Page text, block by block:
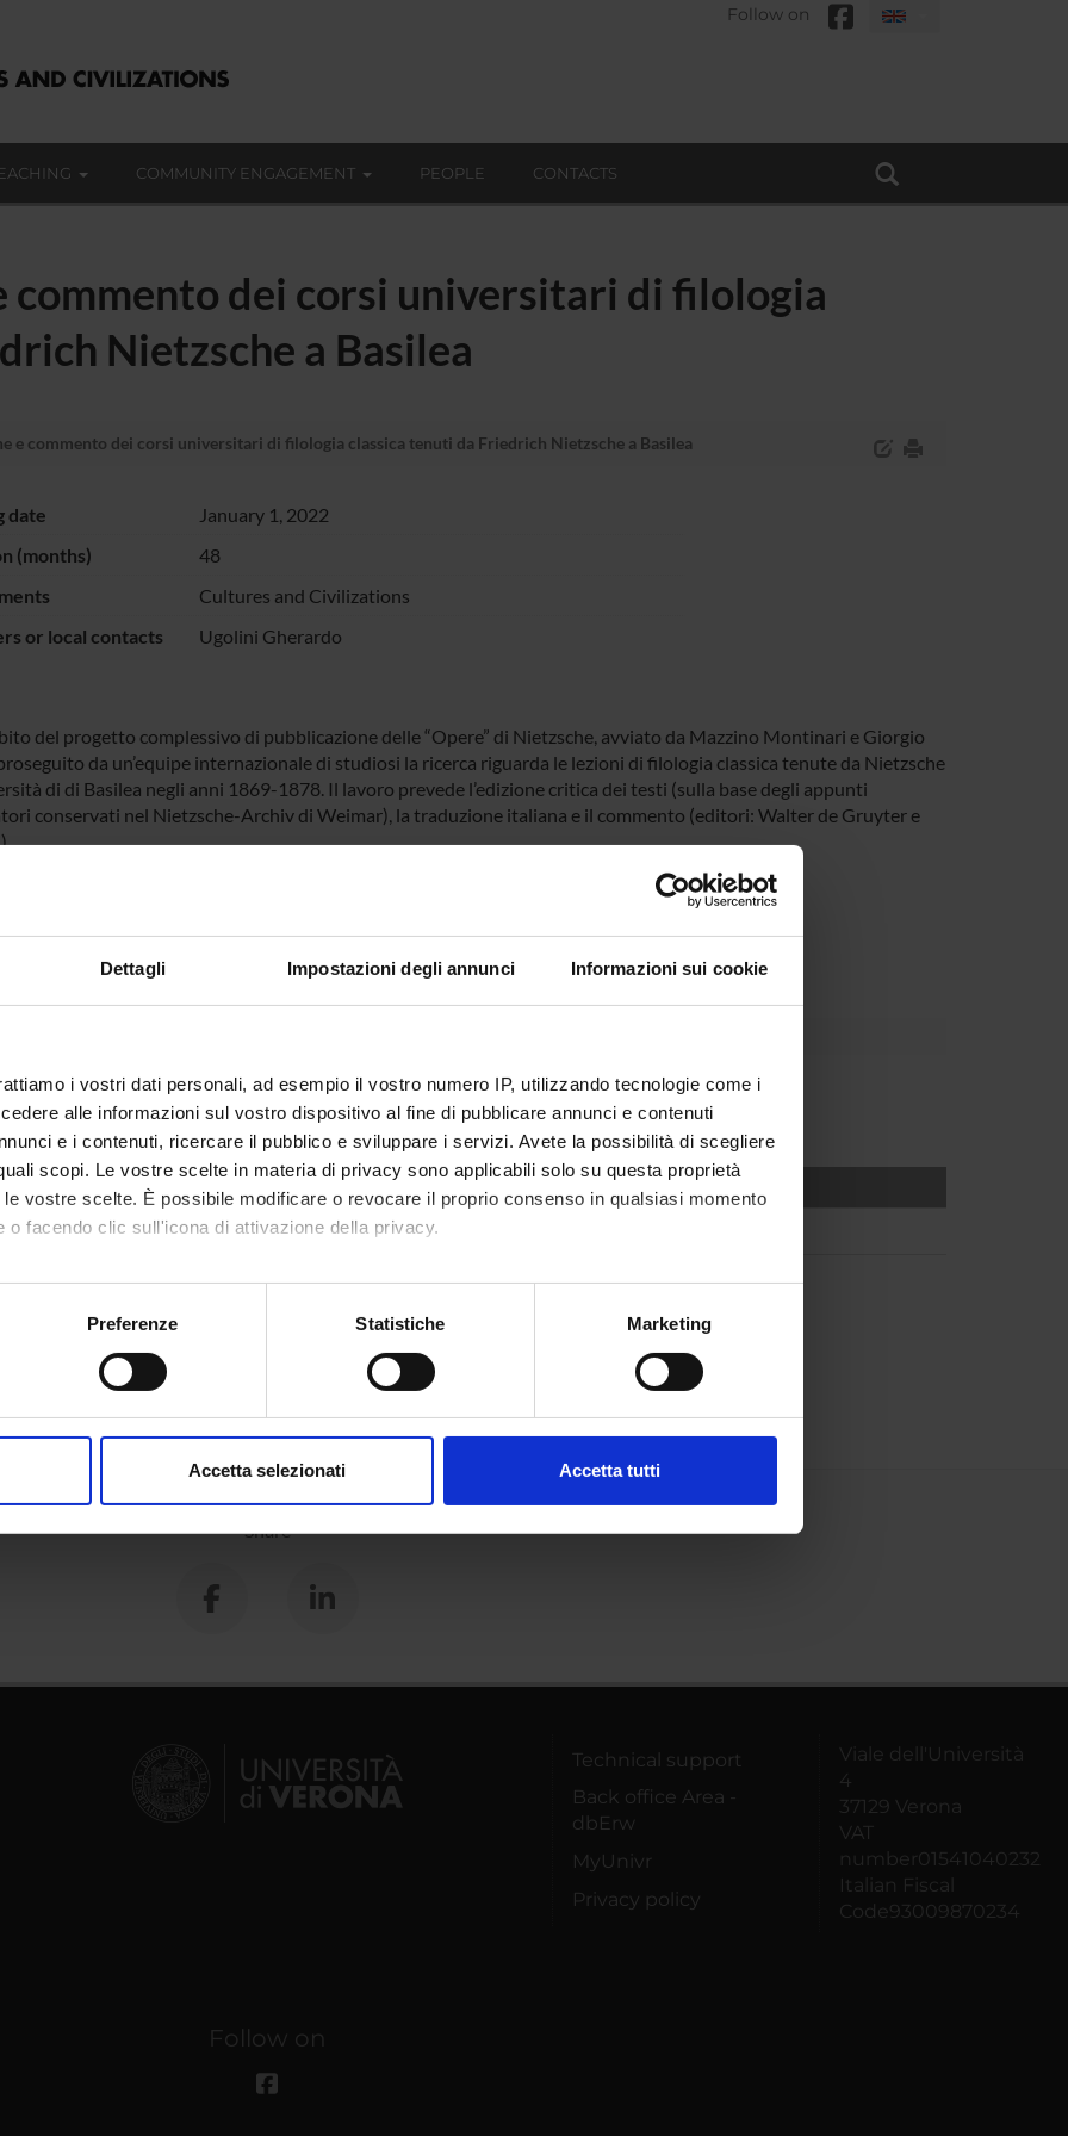
Dettagli Impostazioni degli annunci Informazioni sui cookie
i vostri dati personali, ad esempio il vostro numero IP, utilizzando tecnologie come i
alle informazioni sul vostro dispositivo al fine di pubblicare annunci e contenuti
e i contenuti, ricercare il pubblico e sviluppare i servizi. Avete la possibilità di scegliere
scopi. Le vostre scelte in materia di privacy sono applicabili solo su questa proprietà
vostre scelte. È possibile modificare o revocare il proprio consenso in qualsiasi momento
o facendo clic sull'icona di attivazione della privacy.
anche:
sulla tua posizione geografica, con un'approssimazione di qualche metro,
in qualsiasi momento dalla Dichiarazione sui cookie.
Preferenze Statistiche Marketing
Accetta selezionati Accetta tutti
Follow on
COMMUNITY ENGAGEMENT PEOPLE CONTACTS
commento dei corsi universitari di filologia
Nietzsche a Basilea
e commento dei corsi universitari di filologia classica tenuti da Friedrich Nietzsche a Basilea
date
January 1, 2022
(months)
48
Cultures and Civilizations
or local contacts
Ugolini Gherardo
del progetto complessivo di pubblicazione delle “Opere” di Nietzsche, avviato da Mazzino Montinari e Giorgio
da un’equipe internazionale di studiosi la ricerca riguarda le lezioni di filologia classica tenute da Nietzsche
di di Basilea negli anni 1869-1878. Il lavoro prevede l’edizione critica dei testi (sulla base degli appunti
conservati nel Nietzsche-Archiv di Weimar), la traduzione italiana e il commento (editori: Walter de Gruyter e
PARTICIPANTS
Ugolini Associate Professor
dell'antichità
Share
Technical support
Back office Area -
dbErw
MyUnivr
Privacy policy
Viale dell'Università
4
37129 Verona
VAT
number01541040232
Italian Fiscal
Code93009870234
Follow on